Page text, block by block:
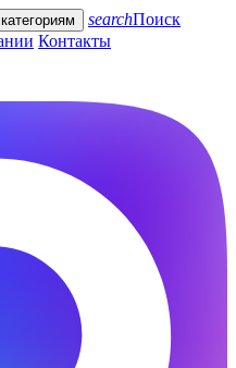
searchПоиск
Контакты